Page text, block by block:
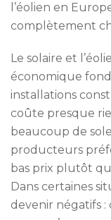
l’éolien en
complètement
Le solaire et
économique
installations
coûte presque
beaucoup de
producteurs
bas prix plutôt
Dans certaines
devenir négatifs